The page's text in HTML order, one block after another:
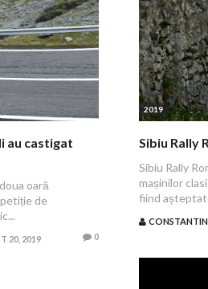
au castigat
oară
de
20, 2019 0
2019
Sibiu Rally
Sibiu Rally
mașinilor
fiind